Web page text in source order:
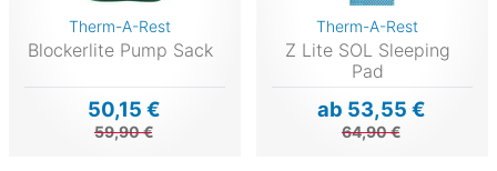
Therm-A-Rest
Blockerlite Pump Sack
50,15 €
59,90 €
Therm-A-Rest
Z Lite SOL Sleeping
Pad
ab 53,55 €
64,90 €